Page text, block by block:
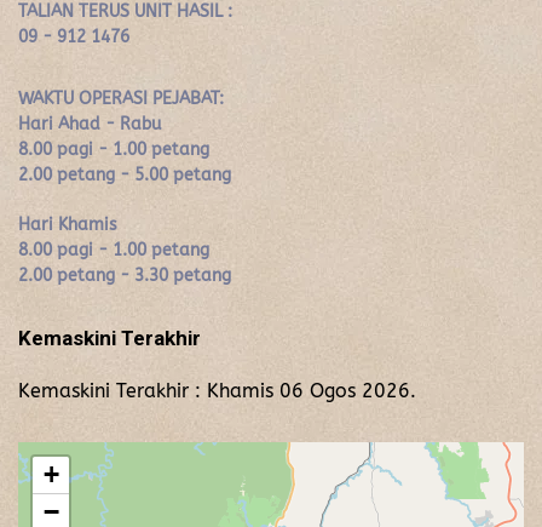
TALIAN TERUS UNIT HASIL :
09 - 912 1476
WAKTU OPERASI PEJABAT:
Hari Ahad - Rabu
8.00 pagi - 1.00 petang
2.00 petang - 5.00 petang
Hari Khamis
8.00 pagi - 1.00 petang
2.00 petang - 3.30 petang
Kemaskini Terakhir
Kemaskini Terakhir : Khamis 06 Ogos 2026.
+
−